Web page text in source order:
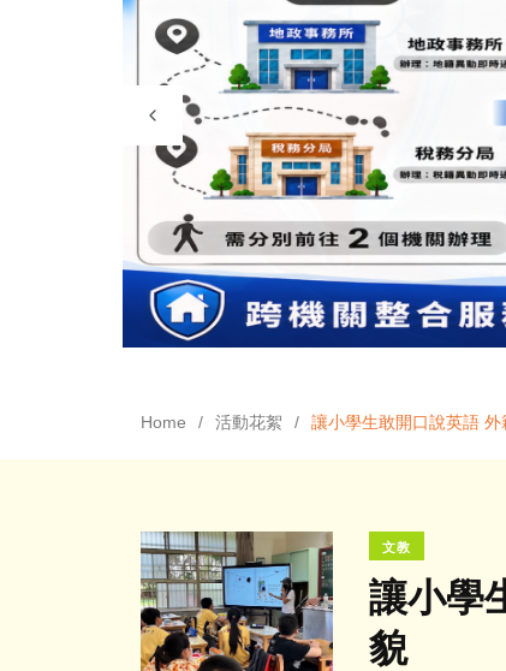
Home 活動花絮 讓小學生敢開口說英語
文教
讓小學
貌